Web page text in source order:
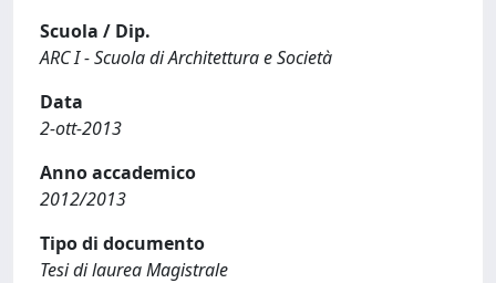
Scuola / Dip.
ARC I - Scuola di Architettura e Società
Data
2-ott-2013
Anno accademico
2012/2013
Tipo di documento
Tesi di laurea Magistrale